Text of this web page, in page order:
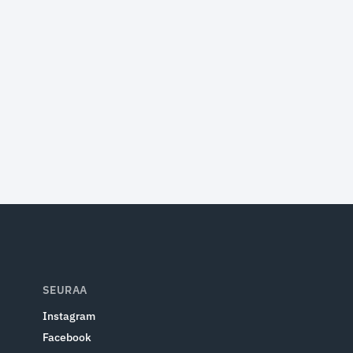
SEURAA
Instagram
Facebook